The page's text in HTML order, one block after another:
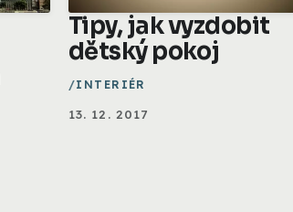
Tipy, jak vyzdobit
dětský pokoj
INTERIÉR
13. 12. 2017